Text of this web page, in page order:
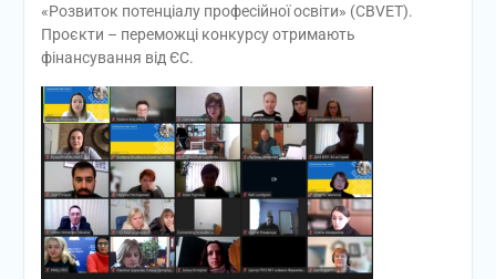
«Розвиток потенціалу професійної освіти» (CBVET).
Проєкти – переможці конкурсу отримають
фінансування від ЄС.